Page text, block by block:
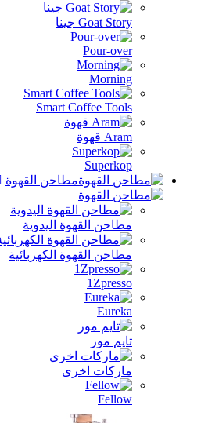
Goat Story جينا
Pour-over
Morning
Smart Coffee Tools
Aram قهوة
Superkop
مطاحن القهوة
مطاحن القهوة اليدوية
مطاحن القهوة الكهربائية
1Zpresso
Eureka
تايم مور
ماركات اخرى
Fellow